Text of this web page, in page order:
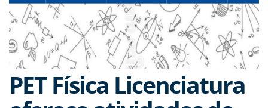
PET Física Licenciatura